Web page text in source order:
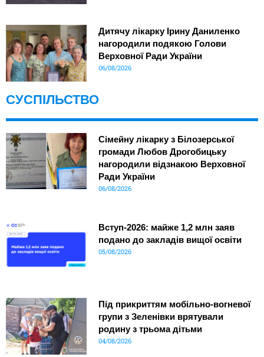
Дитячу лікарку Ірину Даниленко
нагородили подякою Голови
Верховної Ради України
06/08/2026
СУСПІЛЬСТВО
Сімейну лікарку з Білозерської
громади Любов Дрогобицьку
нагородили відзнакою Верховної
Ради України
06/08/2026
Вступ-2026: майже 1,2 млн заяв
подано до закладів вищої освіти
05/08/2026
Під прикриттям мобільно-вогневої
групи з Зеленівки врятували
родину з трьома дітьми
04/08/2026